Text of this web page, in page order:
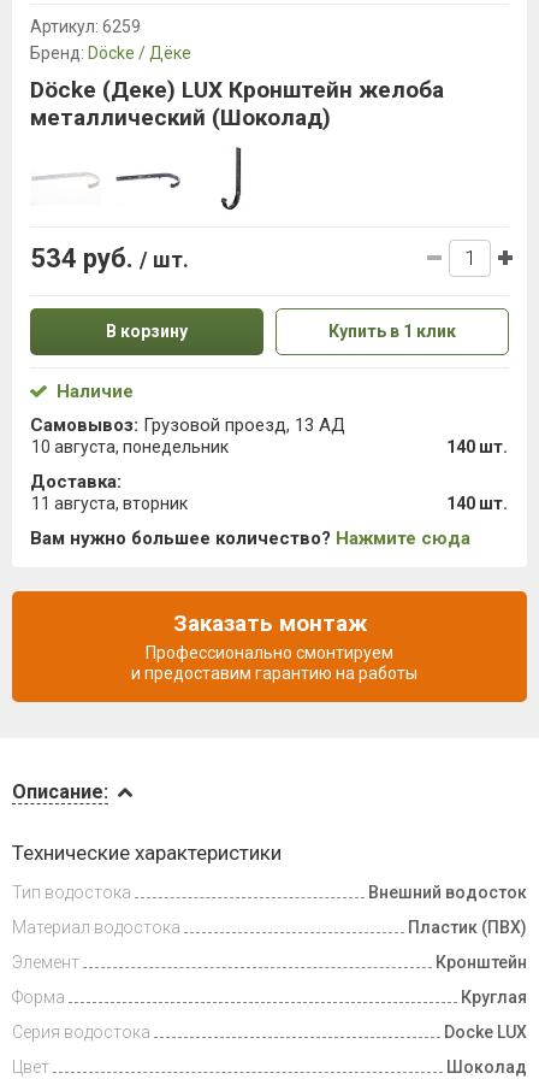
и оплата
Описание:
Технические характеристики
Тип водостока
Внешний водосток
Материал водостока
Пластик (ПВХ)
Элемент
Кронштейн
Форма
Круглая
Серия водостока
Docke LUX
Цвет
Шоколад
Артикул: 6259
Бренд: Döcke / Дёке
Döcke (Деке) LUX Кронштейн желоба
металлический (Шоколад)
534 руб. / шт.
В корзину Купить в 1 клик
Наличие
Самовывоз: Грузовой проезд, 13 АД
10 августа, понедельник 140 шт.
Доставка:
11 августа, вторник 140 шт.
Вам нужно большее количество? Нажмите сюда
Заказать монтаж
Профессионально смонтируем
и предоставим гарантию на работы